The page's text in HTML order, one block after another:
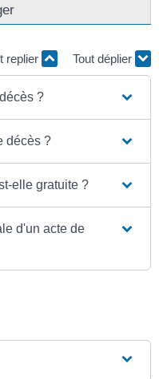
replier Tout déplier
?
décès ?
elle gratuite ?
d'un acte de